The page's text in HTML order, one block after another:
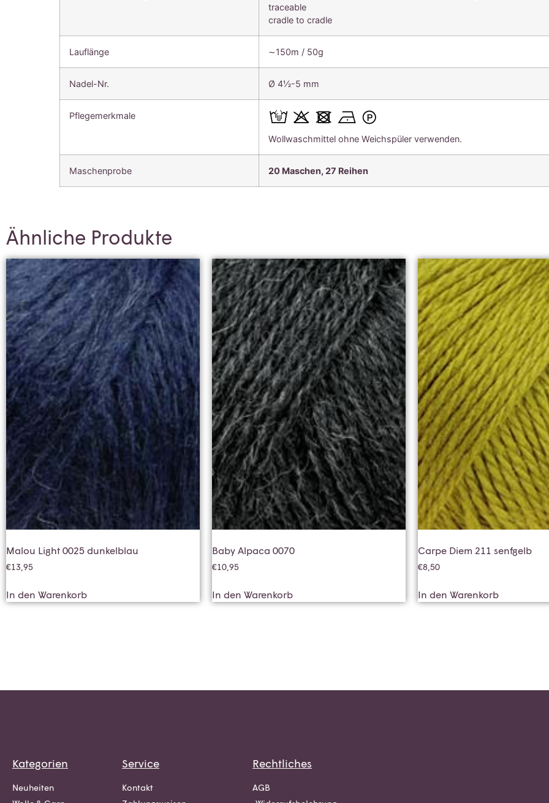
traceable
cradle to cradle
Lauflänge ∼150m / 50g
Nadel-Nr. Ø 4½-5 mm
Pflegemerkmale
Wollwaschmittel ohne Weichspüler verwenden.
Maschenprobe 20 Maschen, 27 Reihen
Ähnliche Produkte
Malou Light 0025 dunkelblau
€13,95
In den Warenkorb
Baby Alpaca 0070
€10,95
In den Warenkorb
Carpe Diem 211 senfgelb
€8,50
In den Warenkorb
Kategorien
Neuheiten
Service
Kontakt
Rechtliches
AGB